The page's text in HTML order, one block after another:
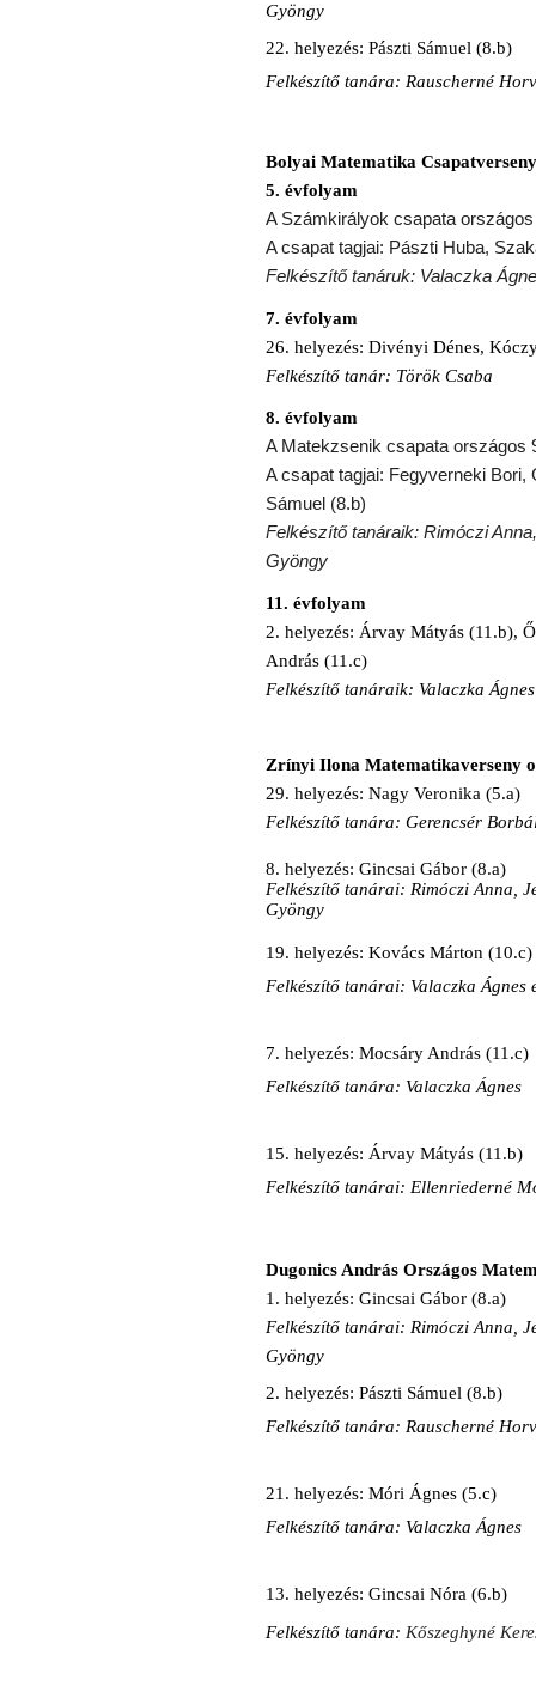
Gyöngy
22. helyezés: Pászti Sámuel (8.b)
Felkészítő tanára: Rauscherné
Bolyai Matematika
5. évfolyam
A Számkirályok csapata
A csapat tagjai: Pászti Huba,
Felkészítő tanáruk: Valaczka
7. évfolyam
26. helyezés: Divényi Dénes,
Felkészítő tanár: Török Csaba
8. évfolyam
A Matekzsenik csapata országos
A csapat tagjai: Fegyverneki
Sámuel (8.b)
Felkészítő tanáraik: Rimóczi
Gyöngy
11. évfolyam
2. helyezés: Árvay Mátyás (11.b),
András (11.c)
Felkészítő tanáraik: Valaczka
Zrínyi Ilona Matematikaverseny
29. helyezés: Nagy Veronika (5.a)
Felkészítő tanára: Gerencsér
8. helyezés: Gincsai Gábor (8.a)
Felkészítő tanárai: Rimóczi Anna,
Gyöngy
19. helyezés: Kovács Márton (10.c)
Felkészítő tanárai: Valaczka Ágnes
7. helyezés: Mocsáry András (11.c)
Felkészítő tanára: Valaczka Ágnes
15. helyezés: Árvay Mátyás (11.b)
Felkészítő tanárai: Ellenriederné
Dugonics András Országos
1. helyezés: Gincsai Gábor (8.a)
Felkészítő tanárai: Rimóczi Anna,
Gyöngy
2. helyezés: Pászti Sámuel (8.b)
Felkészítő tanára: Rauscherné
21. helyezés: Móri Ágnes (5.c)
Felkészítő tanára: Valaczka Ágnes
13. helyezés: Gincsai Nóra (6.b)
Felkészítő tanára: Kőszeghyné